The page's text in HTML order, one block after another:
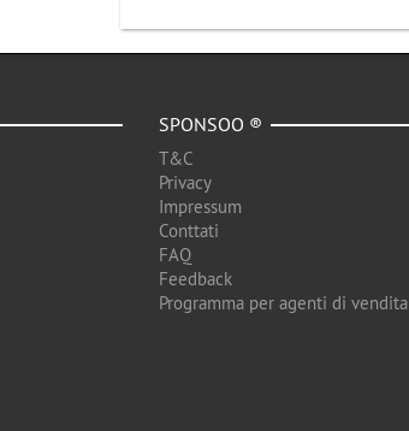
SPONSOO ®
T&C
Privacy
Impressum
Conttati
FAQ
Feedback
Programma per agenti di vendita